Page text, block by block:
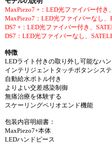
MaxPiezo7 +：LED光ファイバー付き
MaxPiezo7：LED光ファイバーなし、
DS7 +：LED光ファイバー付き、
DS7：LED光ファイバーなし、
特徴
LEDライト付きの取り外し可能なハ
インテリジェントタッチボタンシス
自動給水ボトル付き
よりよい交差感染制御
無痛治療を体験する
スケーリングペリオエンド機能
包装内容明細書：
MaxPiezo7+本体
LEDハンドピース